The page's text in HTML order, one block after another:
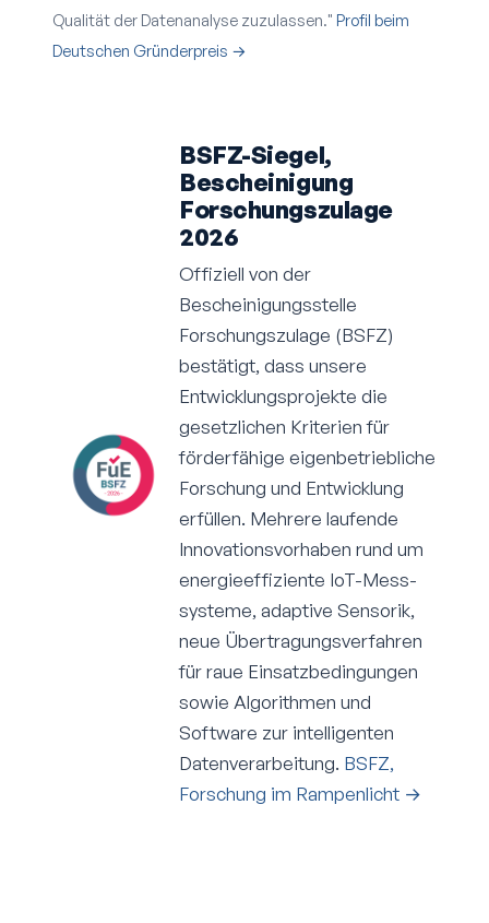
Qualität der Datenanalyse zuzulassen." Profil beim
Deutschen Gründerpreis →
BSFZ-Siegel,
Bescheinigung
Forschungszulage
2026
Offiziell von der
Bescheinigungs­stelle
Forschungszulage (BSFZ)
bestätigt, dass unsere
Entwicklungs­projekte die
gesetzlichen Kriterien für
förderfähige eigenbetriebliche
Forschung und Entwicklung
erfüllen. Mehrere laufende
Innovations­vorhaben rund um
energieeffiziente IoT-Mess­
systeme, adaptive Sensorik,
neue Übertragungs­verfahren
für raue Einsatz­bedingungen
sowie Algorithmen und
Software zur intelligenten
Daten­verarbeitung. BSFZ,
Forschung im Rampenlicht →